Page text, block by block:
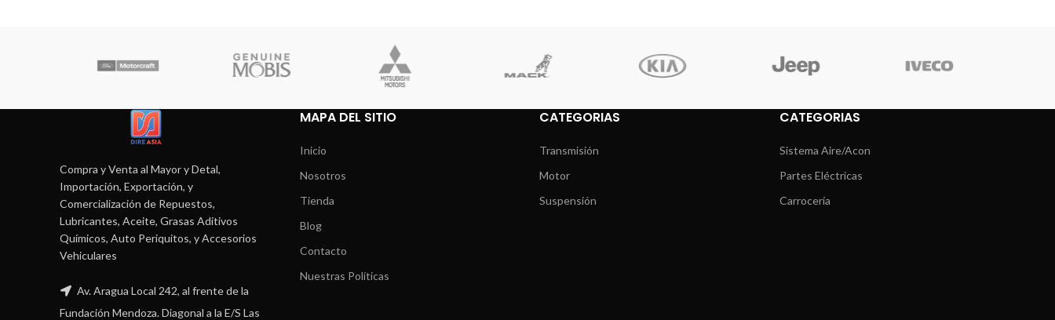
Compra y Venta al Mayor y Detal,
Importación, Exportación, y
Comercialización de Repuestos,
Lubricantes, Aceite, Grasas Aditivos
Químicos, Auto Periquitos, y Accesorios
Vehiculares
Av. Aragua Local 242, al frente de la
Fundación Mendoza. Diagonal a la E/S Las
MAPA DEL SITIO
Inicio
Nosotros
Tienda
Blog
Contacto
Nuestras Políticas
CATEGORIAS
Transmisión
Motor
Suspensión
CATEGORIAS
Sistema Aire/Acon
Partes Eléctricas
Carrocería